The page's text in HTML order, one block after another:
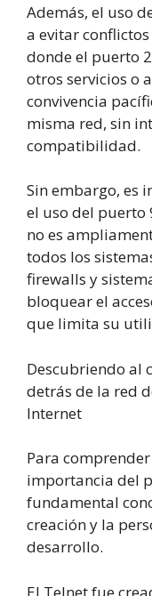
Además, el uso
a evitar
donde el puerto
otros servicios o
convivencia
misma red, sin
compatibilidad.
Sin embargo, es
el uso del puerto
no es
todos los
firewalls y
bloquear el
que limita su
Descubriendo al
detrás de la red
Internet
Para
importancia del
fundamental
creación y la
desarrollo.